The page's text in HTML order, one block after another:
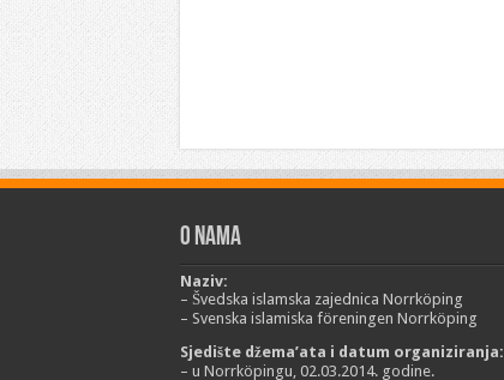
O nama
Naziv:
– Švedska islamska zajednica Norrköping
– Svenska islamiska föreningen Norrköping
Sjedište džema’ata i datum organiziranja:
– u Norrköpingu, 02.03.2014. godine.